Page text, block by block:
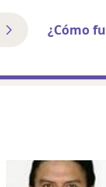
¿Cómo